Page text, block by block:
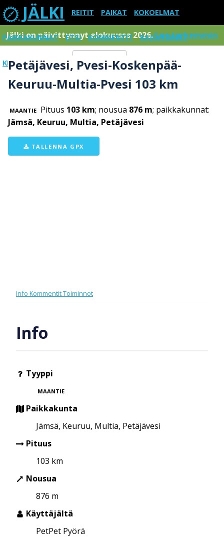
JÄLKI REITIT PAIKAT KOKOELMAT
PAIKKAKUNNAT ETSI KOMMENTIT RAJOITUKSET
KIRJAUDU SISÄÄN Menu
Jälki on päivittynnyt elokuussa 2026.Lue tarkemmin
Petäjävesi, Pvesi-Koskenpää-
Keuruu-Multia-Pvesi 103 km
MAANTIE Pituus 103 km; nousua 876 m; paikkakunnat:
Jämsä, Keuruu, Multia, Petäjävesi
TALLENNA GPX
Info KommentitToiminnot
Info
Tyyppi
MAANTIE
Paikkakunta
Jämsä, Keuruu, Multia, Petäjävesi
Pituus
103 km
Nousua
876 m
Käyttäjältä
PetPet Pyörä